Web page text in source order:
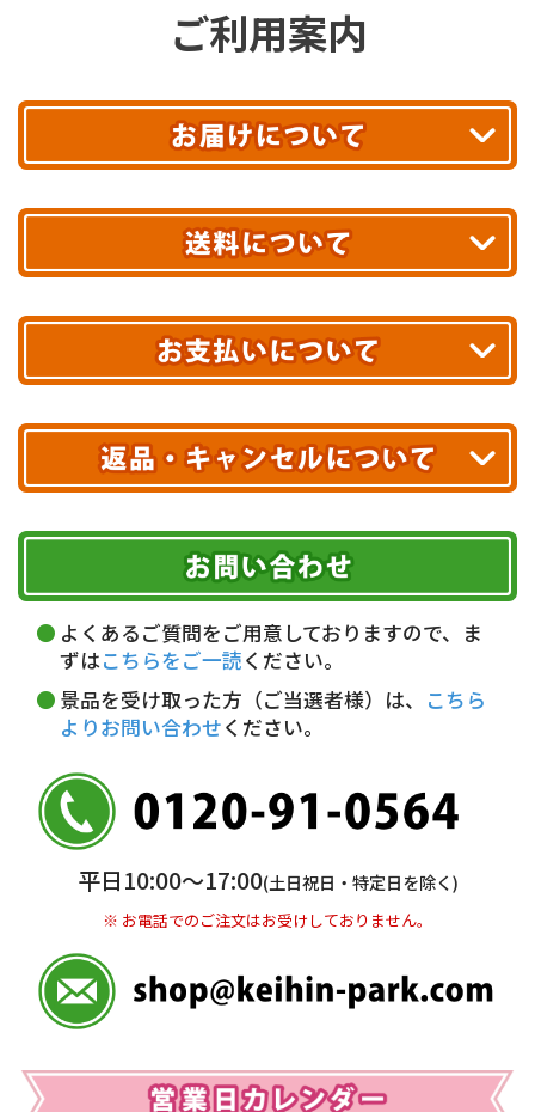
ご利用案内
最短翌日お届け!
あす着エリアが対象です。
エリアやお届け日の確認はこちら▶
※ 配送業者による配送遅延が生じる可能性がございます。
※ 沖縄・離島はお届けできません。
送料無料!
10,000円未満 全国一律1,100円(税込)
配送業者
ヤマト運輸
お届け可能時間帯
午前中 14～16時
16～18時
18～20時
19～21時 指定なし
クレジットカード
代金引換(現金のみ)
5,000円未満…330円(税込)
銀行振込(前払い)
普通 7263489
＜口座名＞ カ）ディースタイル
※ 振込み手数料お客様ご負担。
期限を含むルール（条件）や、お客様にご負担い
ただく費用がございます。
詳しくはこちら▶
よくあるご質問をご用意しておりますので、ま
ずはこちらをご一読ください。
景品を受け取った方（ご当選者様）は、
こちら
よりお問い合わせください。
平日10:00〜17:00(土日祝日・特定日を除く)
※ お電話でのご注文はお受けしておりません。